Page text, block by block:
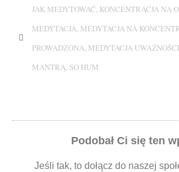
JAK MEDYTOWAĆ, KONCENTRACJA NA
MEDYTACJA, MEDYTACJA NA
PROWADZONA, MEDYTACJA UWAŻNOŚCI
MANTRĄ, SO HUM
Podobał Ci się ten
Jeśli tak, to dołącz do naszej